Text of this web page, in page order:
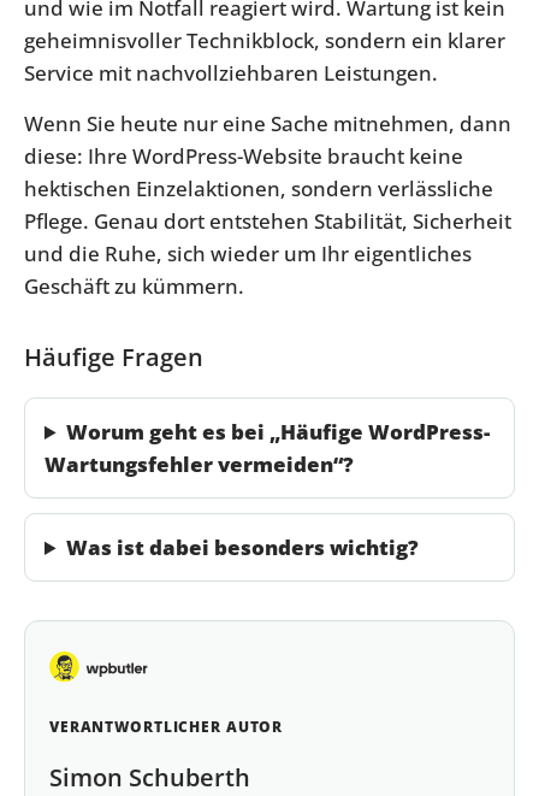
und wie im Notfall reagiert wird. Wartung ist kein
geheimnisvoller Technikblock, sondern ein klarer
Service mit nachvollziehbaren Leistungen.
Wenn Sie heute nur eine Sache mitnehmen, dann
diese: Ihre WordPress-Website braucht keine
hektischen Einzelaktionen, sondern verlässliche
Pflege. Genau dort entstehen Stabilität, Sicherheit
und die Ruhe, sich wieder um Ihr eigentliches
Geschäft zu kümmern.
Häufige Fragen
Worum geht es bei „Häufige WordPress-
Wartungsfehler vermeiden“?
Was ist dabei besonders wichtig?
VERANTWORTLICHER AUTOR
Simon Schuberth